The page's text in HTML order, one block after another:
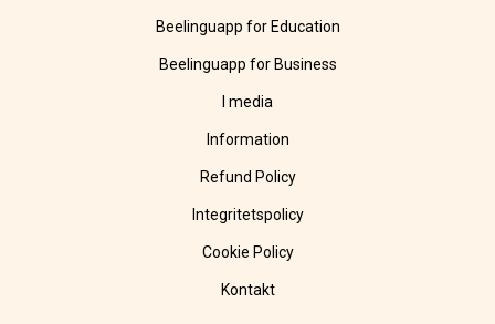
Beelinguapp for Education
Beelinguapp for Business
I media
Information
Refund Policy
Integritetspolicy
Cookie Policy
Kontakt